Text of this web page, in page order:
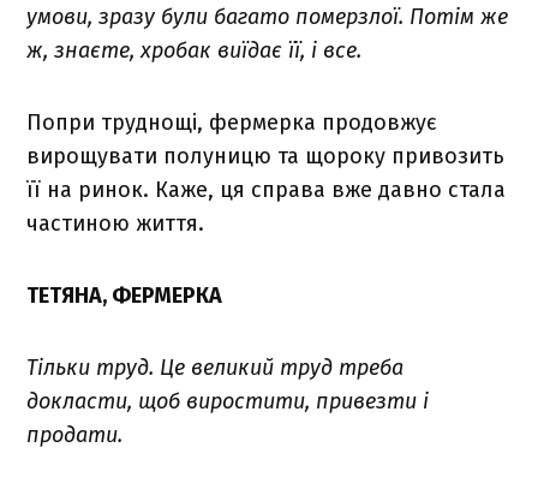
умови, зразу були багато померзлої. Потім же
ж, знаєте, хробак виїдає її, і все.
Попри труднощі, фермерка продовжує
вирощувати полуницю та щороку привозить
її на ринок. Каже, ця справа вже давно стала
частиною життя.
ТЕТЯНА, ФЕРМЕРКА
Тільки труд. Це великий труд треба
докласти, щоб виростити, привезти і
продати.